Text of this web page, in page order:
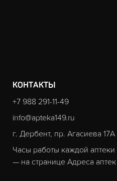
КОНТАКТЫ
+7 988 291-11-49
info@apteka149.ru
г. Дербент, пр. Агасиева 17А
Часы работы каждой аптеки
— на странице Адреса аптек